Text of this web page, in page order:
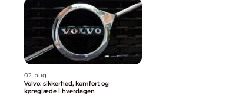
02. aug
Volvo: sikkerhed, komfort og
køreglæde i hverdagen